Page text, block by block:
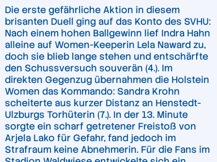
Die erste gefährliche Aktion in diesem
brisanten Duell ging auf das Konto des SVHU:
Nach einem hohen Ballgewinn lief Indra Hahn
alleine auf Women-Keeperin Lela Naward zu,
doch sie blieb lange stehen und entschärfte
den Schussversuch souverän (4.). Im
direkten Gegenzug übernahmen die Holstein
Women das Kommando: Sandra Krohn
scheiterte aus kurzer Distanz an Henstedt-
Ulzburgs Torhüterin (7.). In der 13. Minute
sorgte ein scharf getretener Freistoß von
Arjela Lako für Gefahr, fand jedoch im
Strafraum keine Abnehmerin. Für die Fans im